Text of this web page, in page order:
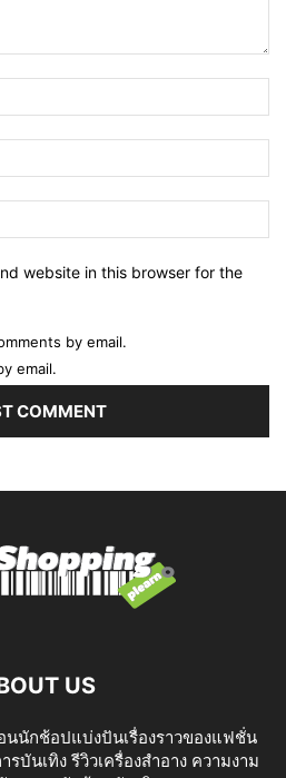
website in this browser for the
by email.
email.
US
นักช้อปแบ่งปันเรื่องราวของแฟชั่น
บันเทิง รีวิวเครื่องสำอาง ความงาม